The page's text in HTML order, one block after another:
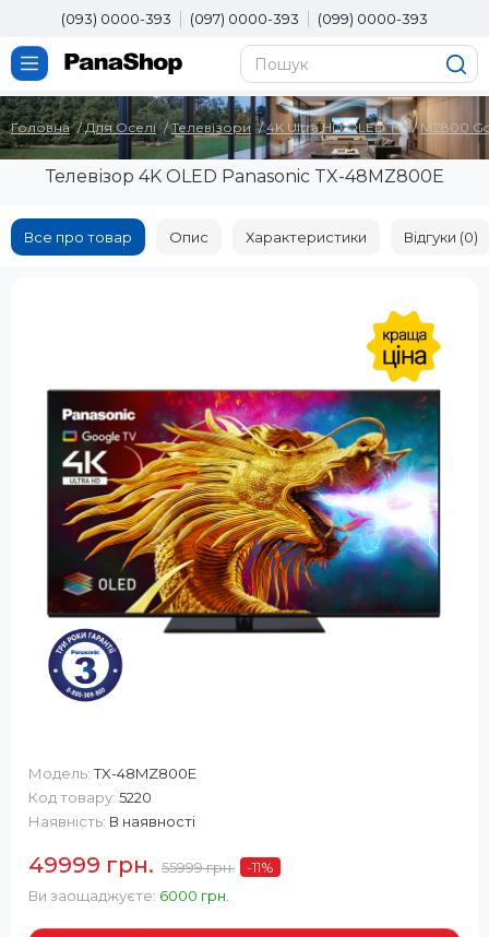
(093) 0000-393 (097) 0000-393 (099) 0000-393
Головна Для Оселі Телевізори 4K Ultra HD OLED TV MZ800
Телевізор 4K OLED Panasonic TX-48MZ800E
Все про товар Опис Характеристики Відгуки (0)
Модель:TX-48MZ800E
Код товару: 5220
Наявність: В наявності
49999 грн. 55999 грн. -11%
Ви заощаджуєте: 6000 грн.